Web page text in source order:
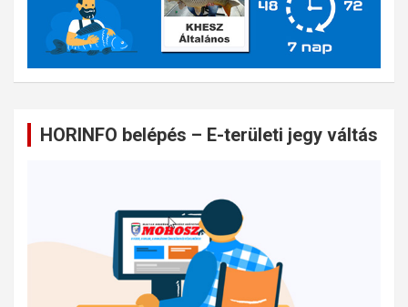
HORINFO belépés – E-területi jegy váltás